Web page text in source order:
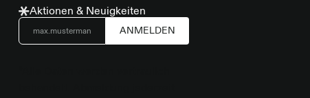
Aktionen & Neuigkeiten
ANMELDEN